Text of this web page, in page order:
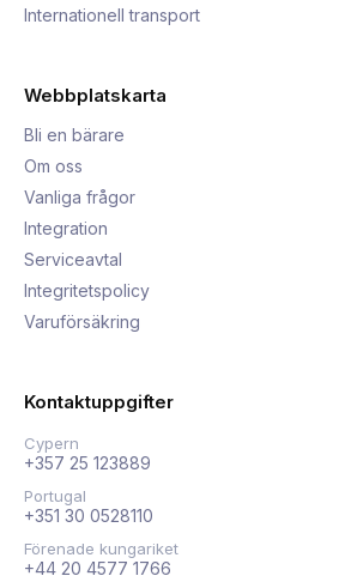
Internationell transport
Webbplatskarta
Bli en bärare
Om oss
Vanliga frågor
Integration
Serviceavtal
Integritetspolicy
Varuförsäkring
Kontaktuppgifter
Cypern
+357 25 123889
Portugal
+351 30 0528110
Förenade kungariket
+44 20 4577 1766